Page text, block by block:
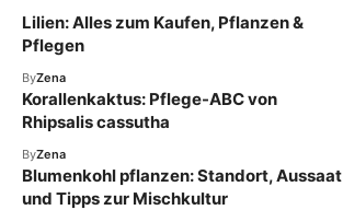
Lilien: Alles zum Kaufen, Pflanzen &
Pflegen
ByZena
Korallenkaktus: Pflege-ABC von
Rhipsalis cassutha
ByZena
Blumenkohl pflanzen: Standort, Aussaat
und Tipps zur Mischkultur